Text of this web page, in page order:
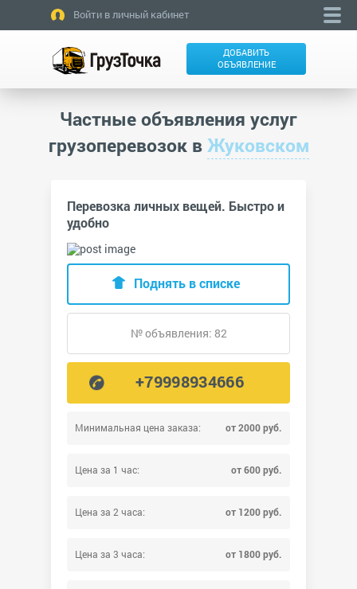
Войти в личный кабинет
ДОБАВИТЬ
ОБЪЯВЛЕНИЕ
Частные объявления услуг
грузоперевозок в Жуковском
Перевозка личных вещей. Быстро и
удобно
Минимальная цена заказа: от 2000 руб.
Цена за 1 час: от 600 руб.
Цена за 2 часа: от 1200 руб.
Цена за 3 часа: от 1800 руб.
Поднять в списке
№ объявления: 82
+79998934666